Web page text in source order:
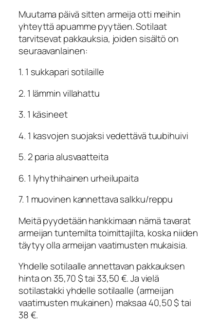
Muutama päivä sitten armeija otti meihin
yhteyttä apuamme pyytäen. Sotilaat
tarvitsevat pakkauksia, joiden sisältö on
seuraavanlainen:
1. 1 sukkapari sotilaille
2. 1 lämmin villahattu
3. 1 käsineet
4. 1 kasvojen suojaksi vedettävä tuubihuivi
5. 2 paria alusvaatteita
6. 1 lyhythihainen urheilupaita
7. 1 muovinen kannettava salkku/reppu
Meitä pyydetään hankkimaan nämä tavarat
armeijan tuntemilta toimittajilta, koska niiden
täytyy olla armeijan vaatimusten mukaisia.
Yhdelle sotilaalle annettavan pakkauksen
hinta on 35,70 $ tai 33,50 €. Ja vielä
sotilastakki yhdelle sotilaalle (armeijan
vaatimusten mukainen) maksaa 40,50 $ tai
38 €.